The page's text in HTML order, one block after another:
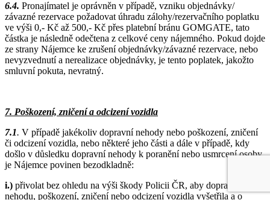
6.4. Pronajímatel je oprávněn v případě, vzniku objednávky/
závazné rezervace požadovat úhradu zálohy/rezervačního poplatku
ve výši 0,- Kč až 500,- Kč přes platební bránu GOMGATE, tato
částka je následně odečtena z celkové ceny nájemného. Pokud dojde
ze strany Nájemce ke zrušení objednávky/závazné rezervace, nebo
nevyzvednutí a nerealizace objednávky, je tento poplatek, jakožto
smluvní pokuta, nevratný.
7. Poškození, zničení a odcizení vozidla
7.1. V případě jakékoliv dopravní nehody nebo poškození, zničení
či odcizení vozidla, nebo některé jeho části a dále v případě, kdy
došlo v důsledku dopravní nehody k poranění nebo usmrcení osoby,
je Nájemce povinen bezodkladně:
i.) přivolat bez ohledu na výši škody Policii ČR, aby dopravní
nehodu, poškození, zničení nebo odcizení vozidla vyšetřila a o